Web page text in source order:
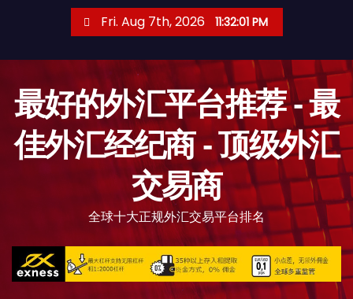
Fri. Aug 7th, 2026 11:32:02 PM
最好的外汇平台推荐 - 最
佳外汇经纪商 - 顶级外汇
交易商
全球十大正规外汇交易平台排名